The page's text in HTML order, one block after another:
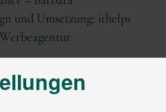
und Umsetzung: ithelps